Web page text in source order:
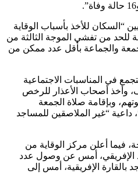
“السكان للأخذ بأسباب الوقاية
للحد من تفشي الموجة الثالثة من
والجماعة بأقل عدد ممكن من
في المناسبات الاجتماعية
وأخذ أصحاب الأعذار للرخص
وبإقامة صلاة الجمعة
“غير الملاصقين للمساجد
فيما أعلن مركز الوقاية من
الإفريقي، أمس عن وصول عدد
بالقارة الإفريقية، أمس إلى